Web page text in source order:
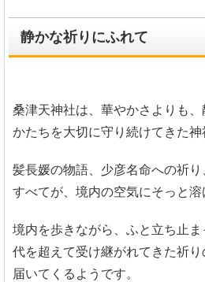
静かな祈りにふれて
桑津天神社は、華やかさよりも
かたちを大切に守り続けてきた神
髪長媛の物語、少彦名命への祈
すべてが、境内の空気にそっと溶
境内を歩きながら、ふと立ち止
代を超えて受け継がれてきた祈
届いてくるようです。